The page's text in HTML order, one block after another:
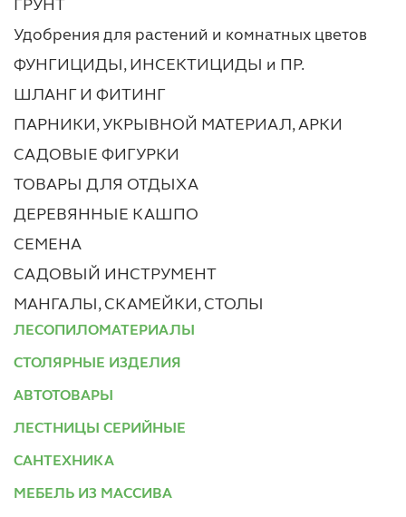
ГРУНТ
Удобрения для растений и комнатных цветов
ФУНГИЦИДЫ, ИНСЕКТИЦИДЫ и ПР.
ШЛАНГ И ФИТИНГ
ПАРНИКИ, УКРЫВНОЙ МАТЕРИАЛ, АРКИ
САДОВЫЕ ФИГУРКИ
ТОВАРЫ ДЛЯ ОТДЫХА
ДЕРЕВЯННЫЕ КАШПО
СЕМЕНА
САДОВЫЙ ИНСТРУМЕНТ
МАНГАЛЫ, СКАМЕЙКИ, СТОЛЫ
ЛЕСОПИЛОМАТЕРИАЛЫ
СТОЛЯРНЫЕ ИЗДЕЛИЯ
АВТОТОВАРЫ
ЛЕСТНИЦЫ СЕРИЙНЫЕ
САНТЕХНИКА
МЕБЕЛЬ ИЗ МАССИВА